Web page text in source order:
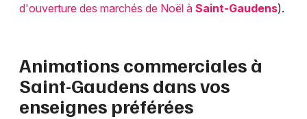
d'ouverture des marchés de Noël à Saint-Gaudens).
Animations commerciales à
Saint-Gaudens dans vos
enseignes préférées